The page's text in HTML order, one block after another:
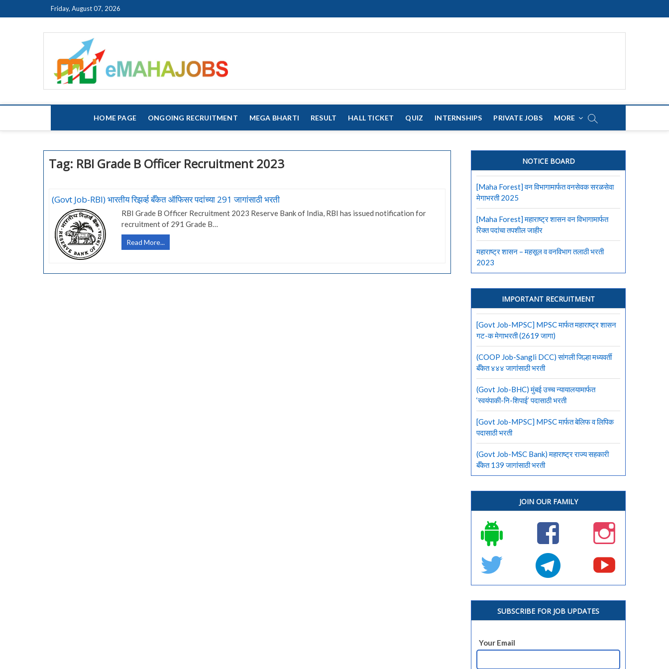
to
Friday, August 07, 2026
HOME PAGE ONGOING RECRUITMENT MEGA BHARTI RESULT HALL TICKET QUIZ INTERNSHIPS PRIVATE JOBS MORE
Tag: RBI Grade B Officer Recruitment 2023
(Govt Job-RBI) भारतीय रिझर्व्ह बँकेत ऑफिसर पदांच्या 291 जागांसाठी भरती
RBI Grade B Officer Recruitment 2023 Reserve Bank of India, RBI has issued notification for
recruitment of 291 Grade B…
Read More...
Job-
भारतीय
NOTICE BOARD
[Maha Forest] वन विभागामार्फत वनसेवक सरळसेवा
मेगाभरती 2025
[Maha Forest] महाराष्ट्र शासन वन विभागामार्फत
रिक्त पदांचा तपशील जाहीर
महाराष्ट्र शासन – महसूल व वनविभाग तलाठी भरती
2023
IMPORTANT RECRUITMENT
[Govt Job-MPSC] MPSC मार्फत महाराष्ट्र शासन
गट-क मेगाभरती (2619 जागा)
(COOP Job-Sangli DCC) सांगली जिल्हा मध्यवर्ती
बँकेत ४४४ जागांसाठी भरती
(Govt Job-BHC) मुंबई उच्च न्यायालयामार्फत
‘स्वयंपाकी-नि-शिपाई’ पदासाठी भरती
[Govt Job-MPSC] MPSC मार्फत बेलिफ व लिपिक
पदासाठी भरती
(Govt Job-MSC Bank) महाराष्ट्र राज्य सहकारी
बँकेत 139 जागांसाठी भरती
JOIN OUR FAMILY
SUBSCRIBE FOR JOB UPDATES
Your Email